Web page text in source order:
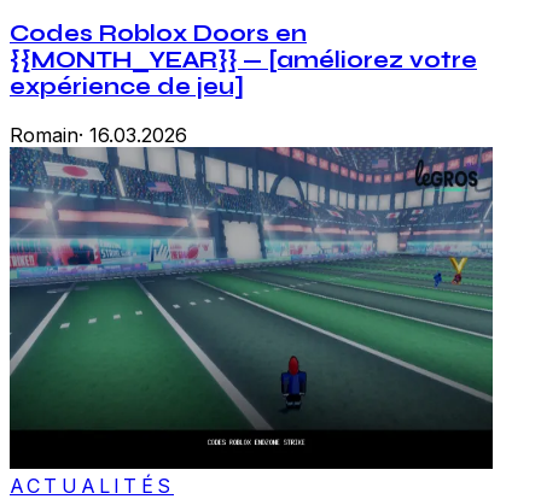
Codes Roblox Doors en
{{MONTH_YEAR}} — [améliorez votre
expérience de jeu]
Romain· 16.03.2026
ACTUALITÉS